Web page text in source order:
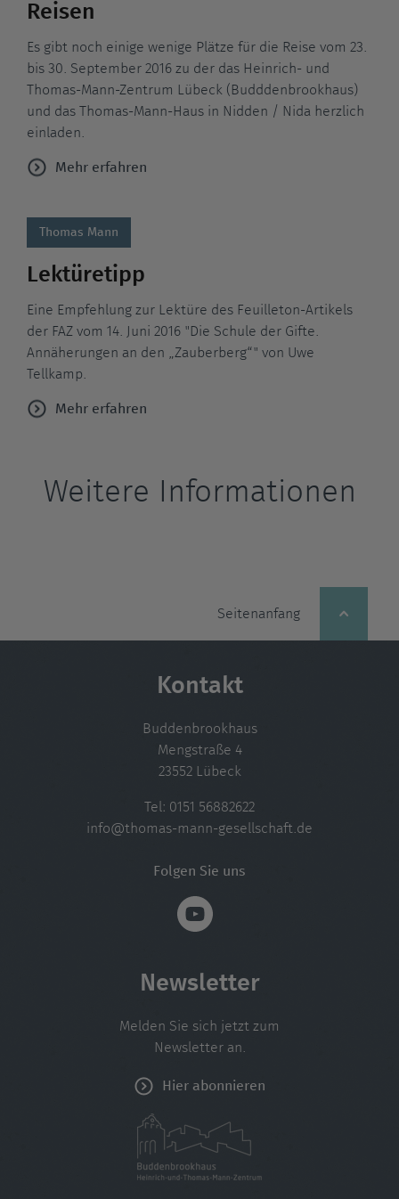
Reisen
Es gibt noch einige wenige Plätze für die Reise vom 23.
bis 30. September 2016 zu der das Heinrich- und
Thomas-Mann-Zentrum Lübeck (Budddenbrookhaus)
und das Thomas-Mann-Haus in Nidden / Nida herzlich
einladen.
Mehr erfahren
Thomas Mann
Lektüretipp
Eine Empfehlung zur Lektüre des Feuilleton-Artikels
der FAZ vom 14. Juni 2016 "Die Schule der Gifte.
Annäherungen an den „Zauberberg“" von Uwe
Tellkamp.
Mehr erfahren
Weitere Informationen
Seitenanfang
Kontakt
Buddenbrookhaus
Mengstraße 4
23552 Lübeck
Tel: 0151 56882622
info@thomas-mann-gesellschaft.de
Folgen Sie uns
Newsletter
Melden Sie sich jetzt zum
Newsletter an.
Hier abonnieren